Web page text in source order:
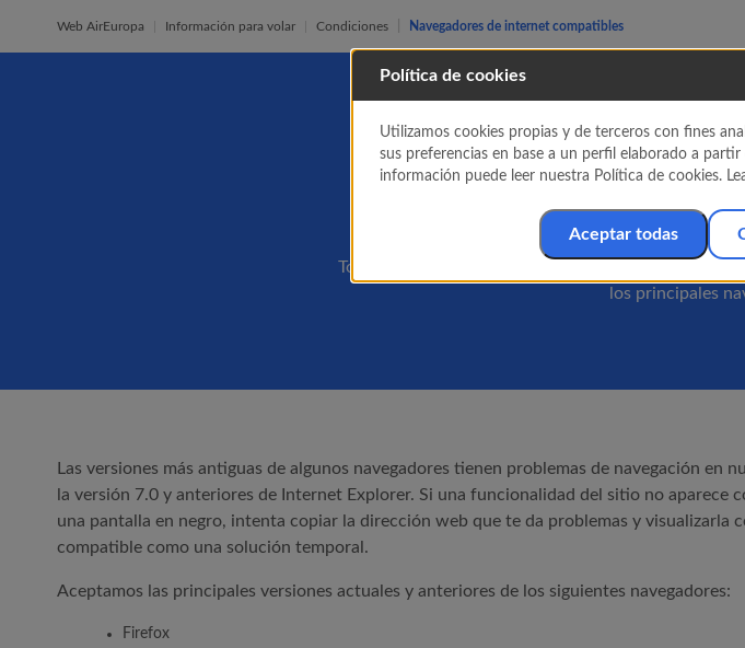
Web AirEuropa Información para volar Condiciones Navegadores de internet compatibles
Todos y cada uno de nuestros servicios online han
los principales
Las versiones más antiguas de algunos navegadores tienen problemas de navegación en
la versión 7.0 y anteriores de Internet Explorer. Si una funcionalidad del sitio no aparece
una pantalla en negro, intenta copiar la dirección web que te da problemas y visualizarla
compatible como una solución temporal.
Aceptamos las principales versiones actuales y anteriores de los siguientes navegadores:
Firefox
Política de cookies
Utilizamos cookies propias y de terceros con fines
sus preferencias en base a un perfil elaborado a
información puede leer nuestra Política de cookies.
Aceptar todas